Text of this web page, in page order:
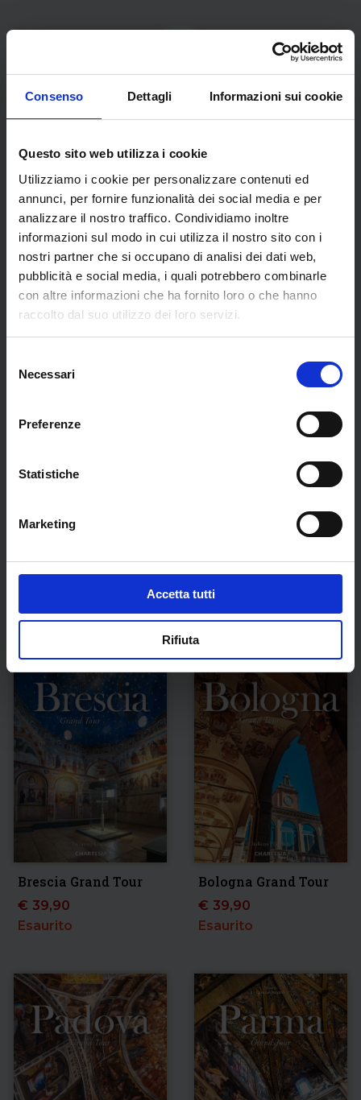
Consenso Dettagli Informazioni sui cookie
Questo sito web utilizza i cookie
Utilizziamo i cookie per personalizzare contenuti ed
annunci, per fornire funzionalità dei social media e per
analizzare il nostro traffico. Condividiamo inoltre
informazioni sul modo in cui utilizza il nostro sito con i
nostri partner che si occupano di analisi dei dati web,
pubblicità e social media, i quali potrebbero combinarle
con altre informazioni che ha fornito loro o che hanno
raccolto dal suo utilizzo dei loro servizi.
delNecessari
Preferenze
Statistiche
Marketing
Accetta tutti
Rifiuta
Veneto Grand Tour
€ 50,00
Verona Grand Tour
€ 39,90
Esaurito
Treviso Grand Tour
Brescia Grand Tour
€ 39,90
Esaurito
Bologna Grand Tour
€ 39,90
Esaurito